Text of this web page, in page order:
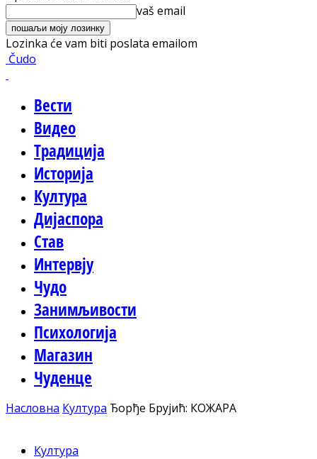
vaš email
Lozinka će vam biti poslata emailom
Čudo
Вести
Видео
Традиција
Историја
Култура
Дијаспора
Став
Интервју
Чудо
Занимљивости
Психологија
Магазин
Чуденце
Насловна Култура Ђорђе Брујић: КОЖАРА
Култура